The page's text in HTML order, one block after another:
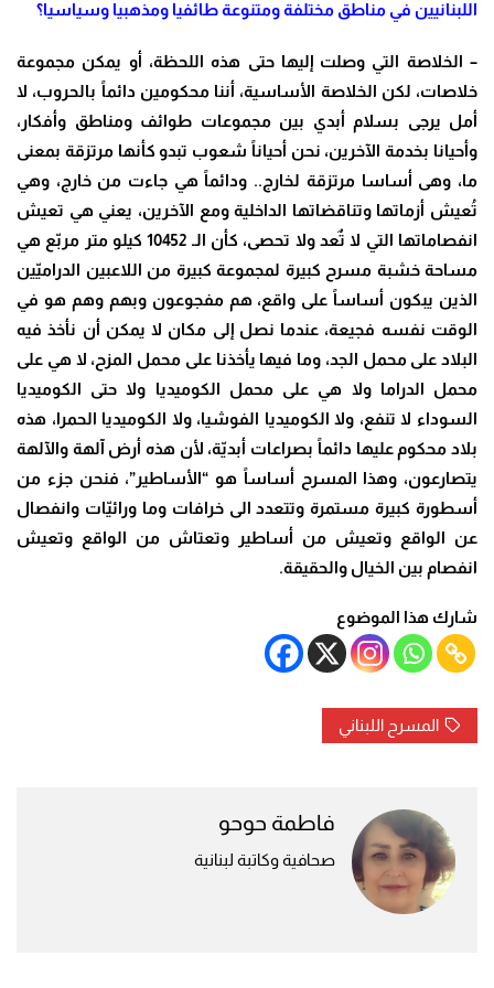
اللبنانيين في مناطق مختلفة ومتنوعة طائفيا ومذهبيا وسياسيا؟
– الخلاصة التي وصلت إليها حتى هذه اللحظة، أو يمكن مجموعة
خلاصات، لكن الخلاصة الأساسية، أننا محكومين دائماً بالحروب، لا
أمل يرجى بسلام أبدي بين مجموعات طوائف ومناطق وأفكار،
وأحيانا بخدمة الآخرين، نحن أحياناً شعوب تبدو كأنها مرتزقة بمعنى
ما، وهى أساسا مرتزقة لخارج.. ودائماً هي جاءت من خارج، وهي
تُعيش أزماتها وتناقضاتها الداخلية ومع الآخرين، يعني هي تعيش
انفصاماتها التي لا تٌعد ولا تحصى، كأن الـ 10452 كيلو متر مربّع هي
مساحة خشبة مسرح كبيرة لمجموعة كبيرة من اللاعبين الدراميّين
الذين يبكون أساساً على واقع، هم مفجوعون وبهم وهم هو في
الوقت نفسه فجيعة، عندما نصل إلى مكان لا يمكن أن نأخذ فيه
البلاد على محمل الجد، وما فيها يأخذنا على محمل المزح، لا هي على
محمل الدراما ولا هي على محمل الكوميديا ولا حتى الكوميديا
السوداء لا تنفع، ولا الكوميديا الفوشيا، ولا الكوميديا الحمرا، هذه
بلاد محكوم عليها دائماً بصراعات أبديّة، لأن هذه أرض آلهة والآلهة
يتصارعون، وهذا المسرح أساساً هو “الأساطير”، فنحن جزء من
أسطورة كبيرة مستمرة وتتعدد الى خرافات وما ورائيّات وانفصال
عن الواقع وتعيش من أساطير وتعتاش من الواقع وتعيش
انفصام بين الخيال والحقيقة.
شارك هذا الموضوع
المسرح اللبناني
فاطمة حوحو
صحافية وكاتبة لبنانية